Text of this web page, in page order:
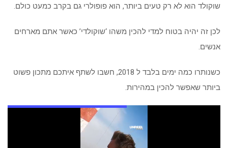
שוקולד הוא לא רק טעים ביותר, הוא פופולרי גם בקרב כמעט כולם.
לכן זה יהיה בטוח למדי להכין משהו ‘שוקולדי’ כאשר אתם מארחים
אנשים.
כשנותרו כמה ימים בלבד ל 2018, חשבו לשתף איתכם מתכון פשוט
ביותר שאפשר להכין במהירות.